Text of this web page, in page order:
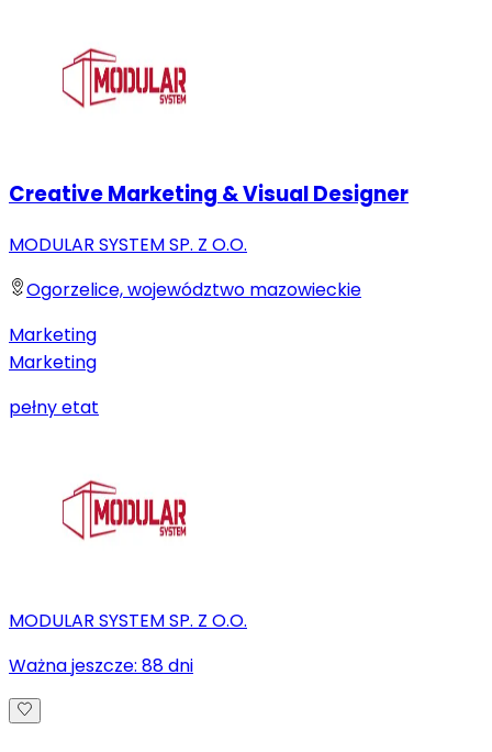
Creative Marketing & Visual Designer
MODULAR SYSTEM SP. Z O.O.
Ogorzelice, województwo mazowieckie
Marketing
Marketing
pełny etat
MODULAR SYSTEM SP. Z O.O.
Ważna jeszcze: 88dni